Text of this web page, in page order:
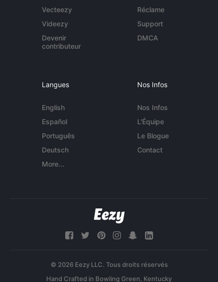
Vecteezy
Videezy
Devenir
contributeur
Réclame
Support
DMCA
Langues
English
Español
Português
Deutsch
More...
Nos Infos
Nos Infos
L'Équipe
Le Blogue
Contact
© 2026 Eezy LLC. Tous droits réservés